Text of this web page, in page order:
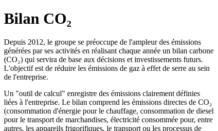
Bilan CO₂
Depuis 2012, le groupe se préoccupe de l'ampleur des émissions
générées par ses activités en réalisant chaque année un bilan carbone
(CO₂) qui servira de base aux décisions et investissements futurs.
L'objectif est de réduire les émissions de gaz à effet de serre au sein
de l'entreprise.
Un "outil de calcul" enregistre des émissions clairement définies
liées à l'entreprise. Le bilan comprend les émissions directes de CO₂
(consommation d'énergie pour le chauffage, consommation de diesel
pour le transport de marchandises, électricité consommée pour, entre
autres, les appareils frigorifiques, le transport ou les processus de